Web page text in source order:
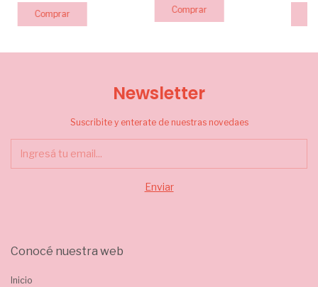
Newsletter
Suscribite y enterate de nuestras novedaes
Conocé nuestra web
Inicio